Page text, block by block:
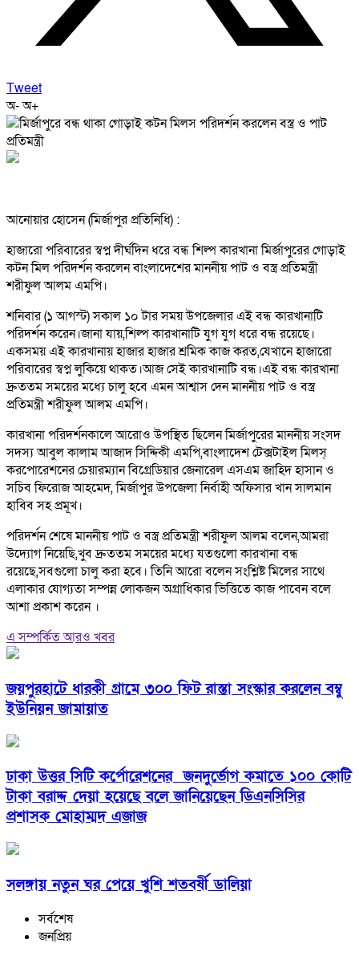
Tweet
অ-অ+
আনোয়ার হোসেন (মির্জাপুর প্রতিনিধি) :
হাজারো পরিবারের স্বপ্ন দীর্ঘদিন ধরে বন্ধ শিল্প কারখানা মির্জাপুরের গোড়াই
কটন মিল পরিদর্শন করলেন বাংলাদেশের মাননীয় পাট ও বস্ত্র প্রতিমন্ত্রী
শরীফুল আলম এমপি।
শনিবার (১ আগস্ট) সকাল ১০ টার সময় উপজেলার এই বন্ধ কারখানাটি
পরিদর্শন করেন।জানা যায়,শিল্প কারখানাটি যুগ যুগ ধরে বন্ধ রয়েছে।
একসময় এই কারখানায় হাজার হাজার শ্রমিক কাজ করত,যেখানে হাজারো
পরিবারের স্বপ্ন লুকিয়ে থাকত।আজ সেই কারখানাটি বন্ধ।এই বন্ধ কারখানা
দ্রুততম সময়ের মধ্যে চালু হবে এমন আশ্বাস দেন মাননীয় পাট ও বস্ত্র
প্রতিমন্ত্রী শরীফুল আলম এমপি।
কারখানা পরিদর্শনকালে আরোও উপস্থিত ছিলেন মির্জাপুরের মাননীয় সংসদ
সদস্য আবুল কালাম আজাদ সিদ্দিকী এমপি,বাংলাদেশ টেক্সটাইল মিলস্
করপোরেশনের চেয়ারম্যান বিগ্রেডিয়ার জেনারেল এসএম জাহিদ হাসান ও
সচিব ফিরোজ আহমেদ, মির্জাপুর উপজেলা নির্বাহী অফিসার খান সালমান
হাবিব সহ প্রমূখ।
পরিদর্শন শেষে মাননীয় পাট ও বস্ত্র প্রতিমন্ত্রী শরীফুল আলম বলেন,আমরা
উদ্যোগ নিয়েছি,খুব দ্রুততম সময়ের মধ্যে যতগুলো কারখানা বন্ধ
রয়েছে,সবগুলো চালু করা হবে। তিনি আরো বলেন সংশ্লিষ্ট মিলের সাথে
এলাকার যোগ্যতা সম্পন্ন লোকজন অগ্রাধিকার ভিত্তিতে কাজ পাবেন বলে
আশা প্রকাশ করেন ।
এ সম্পর্কিত আরও খবর
জয়পুরহাটে ধারকী গ্রামে ৩০০ ফিট রাস্তা সংস্কার করলেন বম্বু
ইউনিয়ন জামায়াত
ঢাকা উত্তর সিটি কর্পোরেশনের জনদুর্ভোগ কমাতে ১০০ কোটি
টাকা বরাদ্দ দেয়া হয়েছে বলে জানিয়েছেন ডিএনসিসির
প্রশাসক মোহাম্মদ এজাজ
সলঙ্গায় নতুন ঘর পেয়ে খুশি শতবর্ষী ডালিয়া
সর্বশেষ
জনপ্রিয়